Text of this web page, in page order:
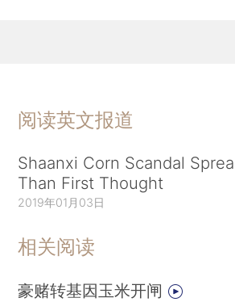
阅读英文报道
Shaanxi Corn Scandal
Than First Thought
2019年01月03日
相关阅读
豪赌转基因玉米开闸